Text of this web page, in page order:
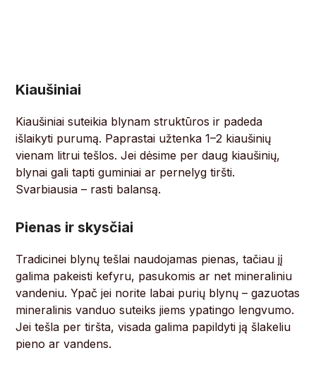
Kiaušiniai
Kiaušiniai suteikia blynam struktūros ir padeda
išlaikyti purumą. Paprastai užtenka 1–2 kiaušinių
vienam litrui tešlos. Jei dėsime per daug kiaušinių,
blynai gali tapti guminiai ar pernelyg tiršti.
Svarbiausia – rasti balansą.
Pienas ir skysčiai
Tradicinei blynų tešlai naudojamas pienas, tačiau jį
galima pakeisti kefyru, pasukomis ar net mineraliniu
vandeniu. Ypač jei norite labai purių blynų – gazuotas
mineralinis vanduo suteiks jiems ypatingo lengvumo.
Jei tešla per tiršta, visada galima papildyti ją šlakeliu
pieno ar vandens.